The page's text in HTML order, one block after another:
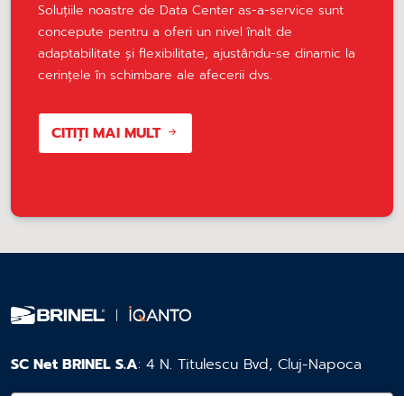
Soluțiile noastre de Data Center as-a-service sunt
concepute pentru a oferi un nivel înalt de
adaptabilitate și flexibilitate, ajustându-se dinamic la
cerințele în schimbare ale afecerii dvs.
CITIȚI MAI MULT
SC Net BRINEL S.A: 4 N. Titulescu Bvd, Cluj-Napoca